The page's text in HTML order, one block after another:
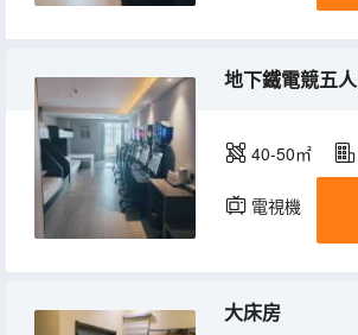
40-50㎡
電視機
大床房